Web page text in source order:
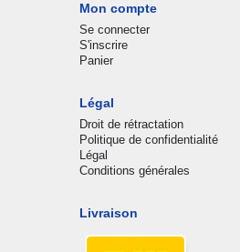
Mon compte
Se connecter
S'inscrire
Panier
Légal
Droit de rétractation
Politique de confidentialité
Légal
Conditions générales
Livraison